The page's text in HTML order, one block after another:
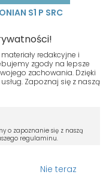
S1 P SRC
HRO SRC
dysku zmień
przeglądarki.
o cookies
redakcyjne i
zgody na lepsze
zachowania. Dzięki
Zapoznaj się z naszą
o zapoznanie się z naszą
regulaminu.
Rozporządzenie
dnia 27 kwietnia 2016 r. w
danych
Nie teraz